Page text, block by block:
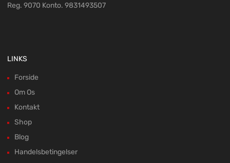
Reg. 9070 Konto. 9831493507
LINKS
Forside
Om Os
Kontakt
Shop
Blog
Handelsbetingelser